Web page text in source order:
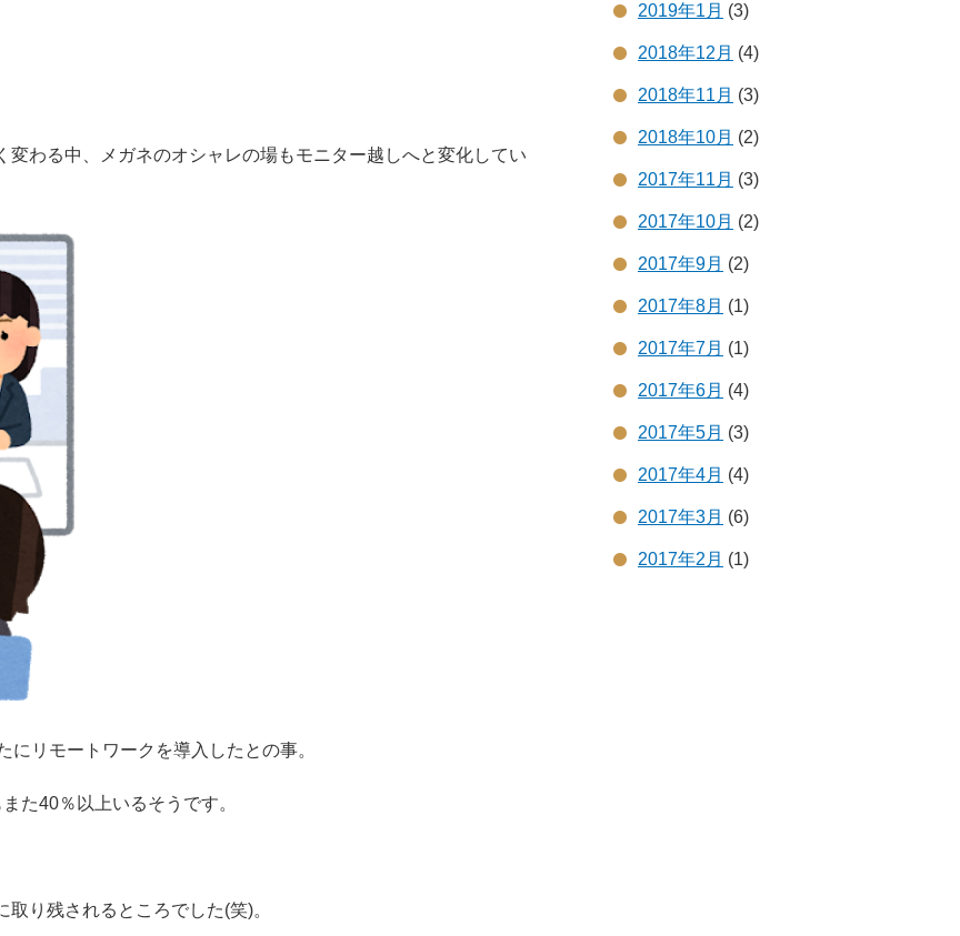
わる中、メガネのオシャレの場もモニター越しへと変化してい
リモートワークを導入したとの事。
た40％以上いるそうです。
り残されるところでした(笑)。
2019年1月 (3)
2018年12月 (4)
2018年11月 (3)
2018年10月 (2)
2017年11月 (3)
2017年10月 (2)
2017年9月 (2)
2017年8月 (1)
2017年7月 (1)
2017年6月 (4)
2017年5月 (3)
2017年4月 (4)
2017年3月 (6)
2017年2月 (1)